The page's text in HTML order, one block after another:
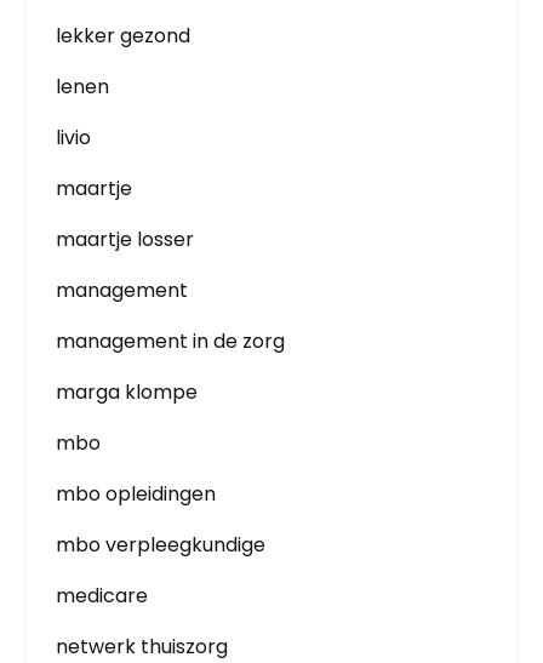
lekker gezond
lenen
livio
maartje
maartje losser
management
management in de zorg
marga klompe
mbo
mbo opleidingen
mbo verpleegkundige
medicare
netwerk thuiszorg